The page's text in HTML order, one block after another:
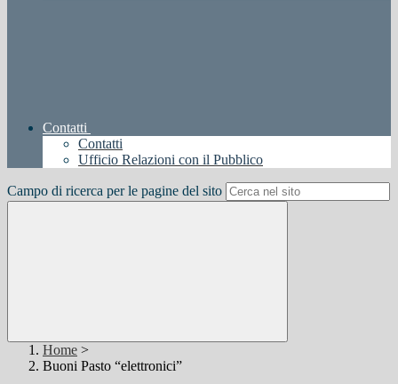
Contatti
Contatti
Ufficio Relazioni con il Pubblico
Campo di ricerca per le pagine del sito
Home >
Buoni Pasto “elettronici”